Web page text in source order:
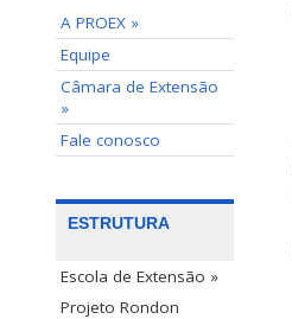
A PROEX »
Equipe
Câmara de Extensão
»
Fale conosco
ESTRUTURA
Escola de Extensão »
Projeto Rondon